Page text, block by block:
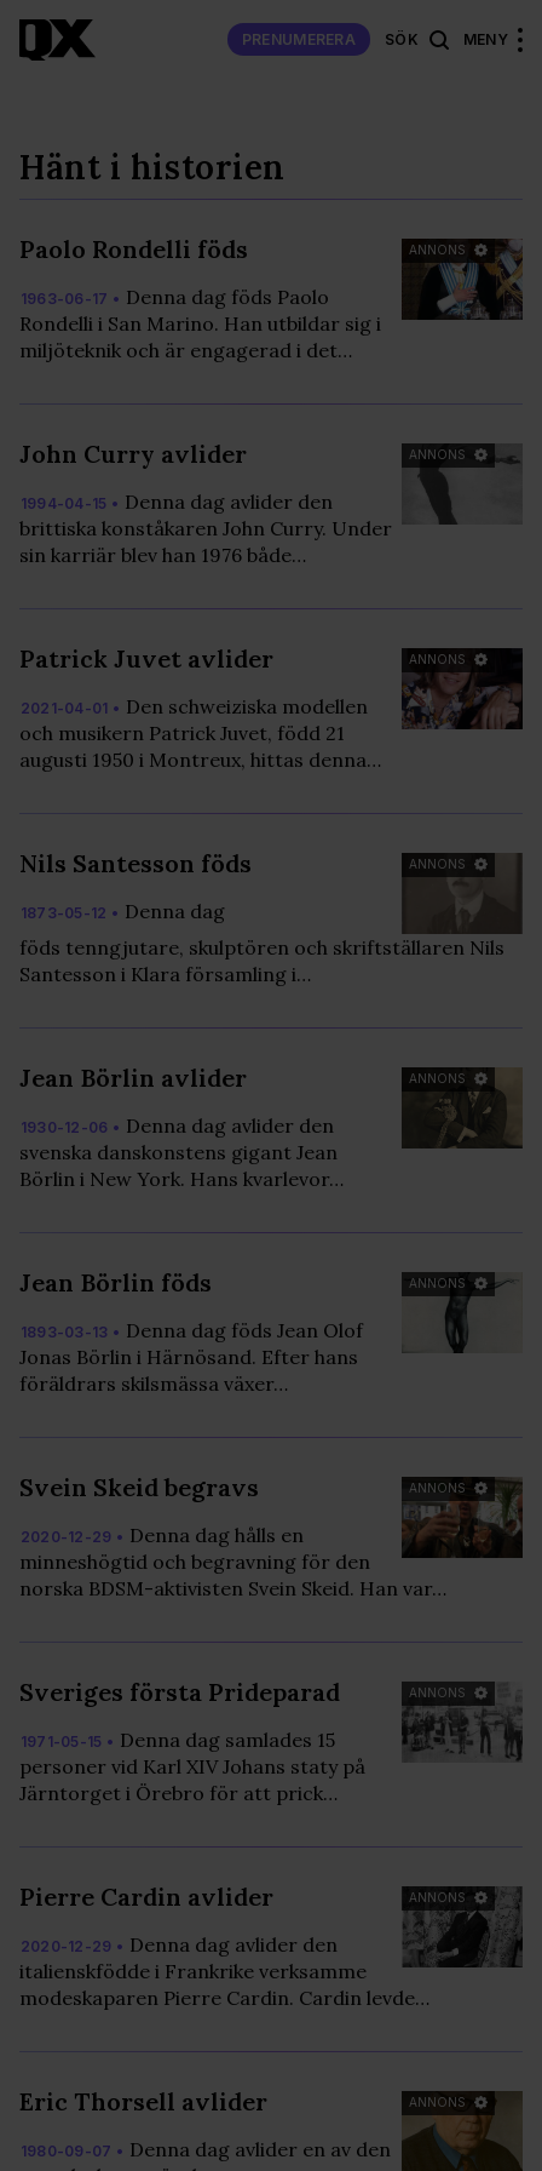
PRENUMERERA SÖK MENY
Hänt i historien
ANNONS
Paolo Rondelli föds
1963-06-17 • Denna dag föds Paolo
Rondelli i San Marino. Han utbildar sig i
miljöteknik och är engagerad i det…
ANNONS
John Curry avlider
1994-04-15 • Denna dag avlider den
brittiska konståkaren John Curry. Under
sin karriär blev han 1976 både…
ANNONS
Patrick Juvet avlider
2021-04-01 • Den schweiziska modellen
och musikern Patrick Juvet, född 21
augusti 1950 i Montreux, hittas denna…
ANNONS
Nils Santesson föds
1873-05-12 • Denna dag
föds tenngjutare, skulptören och skriftställaren Nils
Santesson i Klara församling i…
ANNONS
Jean Börlin avlider
1930-12-06 • Denna dag avlider den
svenska danskonstens gigant Jean
Börlin i New York. Hans kvarlevor…
ANNONS
Jean Börlin föds
1893-03-13 • Denna dag föds Jean Olof
Jonas Börlin i Härnösand. Efter hans
föräldrars skilsmässa växer…
ANNONS
Svein Skeid begravs
2020-12-29 • Denna dag hålls en
minneshögtid och begravning för den
norska BDSM-aktivisten Svein Skeid. Han var…
ANNONS
Sveriges första Prideparad
1971-05-15 • Denna dag samlades 15
personer vid Karl XIV Johans staty på
Järntorget i Örebro för att prick…
ANNONS
Pierre Cardin avlider
2020-12-29 • Denna dag avlider den
italienskfödde i Frankrike verksamme
modeskaparen Pierre Cardin. Cardin levde…
ANNONS
Eric Thorsell avlider
1980-09-07 • Denna dag avlider en av den